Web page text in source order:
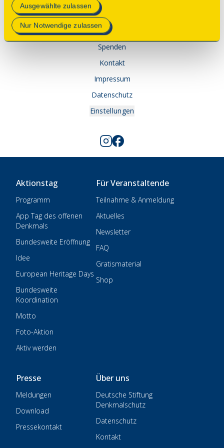
Mehr Informationen finden Sie in unserer
Datenschutzerklärung.
Ausgewählte zulassen
Nur Notwendige zulassen
© 2025 Deutsche Stiftung Denkmalschutz • Schlegelstraße
1 • 53113 Bonn
Spenden
Kontakt
Impressum
Datenschutz
Einstellungen
Aktionstag
Programm
App Tag des offenen
Denkmals
Bundesweite Eröffnung
Idee
European Heritage Days
Bundesweite
Koordination
Motto
Foto-Aktion
Aktiv werden
Für Veranstaltende
Teilnahme & Anmeldung
Aktuelles
Newsletter
FAQ
Gratismaterial
Shop
Presse
Meldungen
Download
Pressekontakt
Über uns
Deutsche Stiftung
Denkmalschutz
Datenschutz
Kontakt